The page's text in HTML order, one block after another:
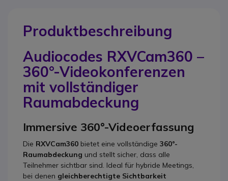
Produktbeschreibung
Audiocodes RXVCam360 –
360°-Videokonferenzen
mit vollständiger
Raumabdeckung
Immersive 360°-Videoerfassung
Die RXVCam360 bietet eine vollständige 360°-
Raumabdeckung und stellt sicher, dass alle
Teilnehmer sichtbar sind. Ideal für hybride Meetings,
bei denen gleichberechtigte Sichtbarkeit